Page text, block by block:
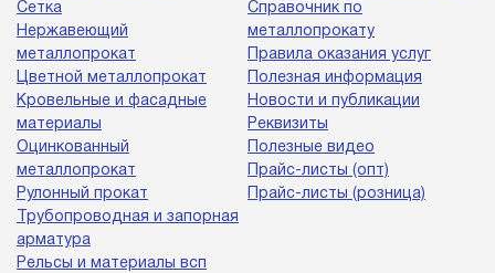
Сетка
Нержавеющий
металлопрокат
Цветной металлопрокат
Кровельные и фасадные
материалы
Оцинкованный
металлопрокат
Рулонный прокат
Трубопроводная и запорная
арматура
Рельсы и материалы всп
Справочник по
металлопрокату
Правила оказания услуг
Полезная информация
Новости и публикации
Реквизиты
Полезные видео
Прайс-листы (опт)
Прайс-листы (розница)